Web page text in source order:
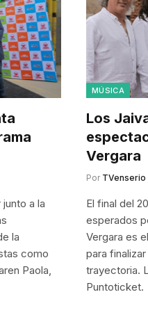
a la
la
como
Paola,
MÚSICA
Los
Vergara
Por TVenserio
El final del
esperados
Vergara es
para
trayectoria.
Puntoticket.